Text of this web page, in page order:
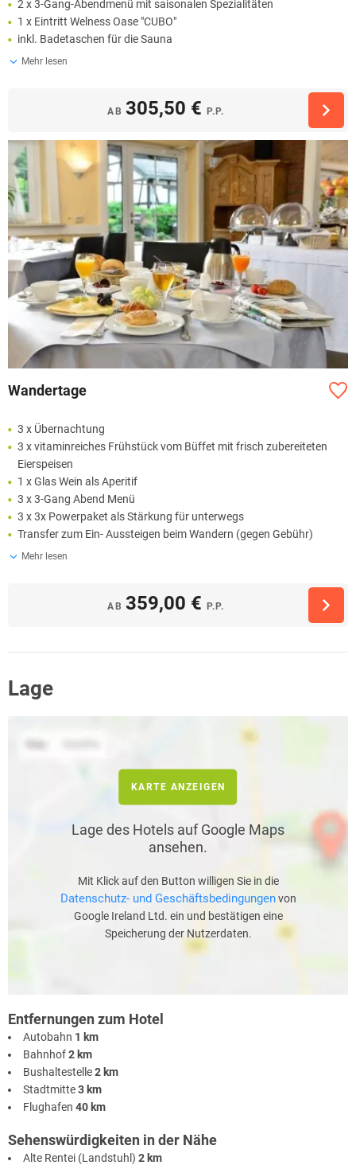
2 x 3-Gang-Abendmenü mit saisonalen Spezialitäten
1 x Eintritt Welness Oase "CUBO"
inkl. Badetaschen für die Sauna
Mehr lesen
AB 305,50 € P.P.
Wandertage
3 x Übernachtung
3 x vitaminreiches Frühstück vom Büffet mit frisch zubereiteten
Eierspeisen
1 x Glas Wein als Aperitif
3 x 3-Gang Abend Menü
3 x 3x Powerpaket als Stärkung für unterwegs
Transfer zum Ein- Aussteigen beim Wandern (gegen Gebühr)
Mehr lesen
AB 359,00 € P.P.
Lage
KARTE ANZEIGEN
Lage des Hotels auf Google Maps
ansehen.
Mit Klick auf den Button willigen Sie in die
Datenschutz- und Geschäftsbedingungenvon
Google Ireland Ltd. ein und bestätigen eine
Speicherung der Nutzerdaten.
Entfernungen zum Hotel
Autobahn 1 km
Bahnhof2 km
Bushaltestelle2 km
Stadtmitte3 km
Flughafen 40 km
Sehenswürdigkeiten in der Nähe
Alte Rentei (Landstuhl) 2 km